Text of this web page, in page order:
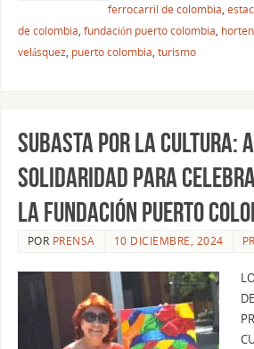
ferrocarril de colombia,
de colombia, fundación puerto colombia,
velásquez, puerto colombia, turismo
SUBASTA POR LA CULTURA:
SOLIDARIDAD PARA
LA FUNDACIÓN PUERTO
POR PRENSA 10 DICIEMBRE, 2024